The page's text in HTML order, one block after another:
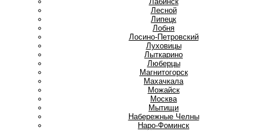
Лесной
Липецк
Лобня
Лосино-Петровский
Луховицы
Лыткарино
Люберцы
Магнитогорск
Махачкала
Можайск
Москва
Мытищи
Набережные Челны
Наро-Фоминск